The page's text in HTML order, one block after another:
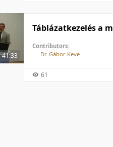
41:33
Táblázatkezelés a
Contributors:
Dr. Gábor Keve
61